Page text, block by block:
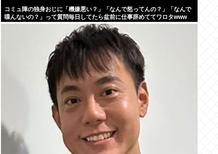
コミュ障の独身おじに「機嫌悪い？」「なんで怒ってんの？」「なんで
喋んないの？」って質問毎日してたら盆前に仕事辞めててワロタwww